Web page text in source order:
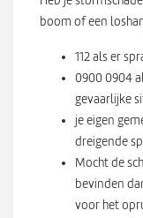
boom of een
112 als er
0900 0904
gevaarlijke
je eigen
dreigende
Mocht de
bevinden
voor het